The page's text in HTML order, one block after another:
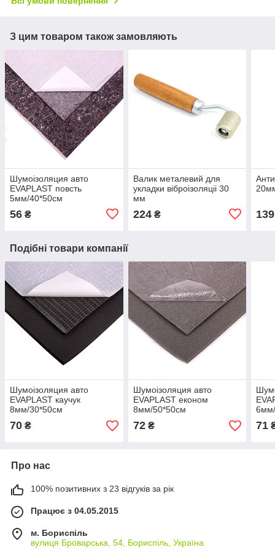
З цим товаром також замовляють
Шумоізоляция авто
EVAPLAST повсть
5мм/40*50см
56 ₴
Валик металевий для
укладки вiброiзоляцii 30
мм
224₴ 139
Подібні товари компанії
Шумоізоляция авто
EVAPLAST каучук
8мм/30*50см
70 ₴
Шумоізоляция авто
EVAPLAST економ
8мм/50*50см
72₴ 71
Про нас
100% позитивних з 23 відгуків за рік
Працює з 04.05.2015
м. Бориспіль
вулиця Броварська, 54, Бориспіль, Україна